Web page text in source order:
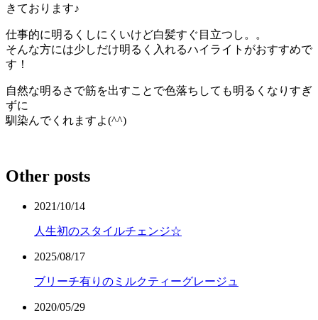
きております♪
仕事的に明るくしにくいけど白髪すぐ目立つし。。
そんな方には少しだけ明るく入れるハイライトがおすすめで
す！
自然な明るさで筋を出すことで色落ちしても明るくなりすぎ
ずに
馴染んでくれますよ(^^)
Other posts
2021/10/14
人生初のスタイルチェンジ☆
2025/08/17
ブリーチ有りのミルクティーグレージュ
2020/05/29